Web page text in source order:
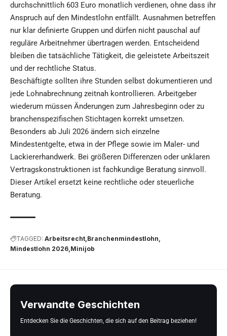
durchschnittlich 603 Euro monatlich verdienen, ohne dass ihr
Anspruch auf den Mindestlohn entfällt. Ausnahmen betreffen
nur klar definierte Gruppen und dürfen nicht pauschal auf
reguläre Arbeitnehmer übertragen werden. Entscheidend
bleiben die tatsächliche Tätigkeit, die geleistete Arbeitszeit
und der rechtliche Status.
Beschäftigte sollten ihre Stunden selbst dokumentieren und
jede Lohnabrechnung zeitnah kontrollieren. Arbeitgeber
wiederum müssen Änderungen zum Jahresbeginn oder zu
branchenspezifischen Stichtagen korrekt umsetzen.
Besonders ab Juli 2026 ändern sich einzelne
Mindestentgelte, etwa in der Pflege sowie im Maler- und
Lackiererhandwerk. Bei größeren Differenzen oder unklaren
Vertragskonstruktionen ist fachkundige Beratung sinnvoll.
Dieser Artikel ersetzt keine rechtliche oder steuerliche
Beratung.
TAGGED: Arbeitsrecht Branchenmindestlohn
Mindestlohn 2026 Minijob
Verwandte Geschichten
Entdecken Sie die Geschichten, die sich auf den Beitrag beziehen!